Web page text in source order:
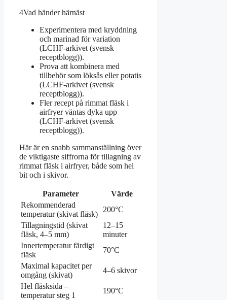
4Vad händer härnäst
Experimentera med kryddning
och marinad för variation
(LCHF-arkivet (svensk
receptblogg)).
Prova att kombinera med
tillbehör som löksås eller potatis
(LCHF-arkivet (svensk
receptblogg)).
Fler recept på rimmat fläsk i
airfryer väntas dyka upp
(LCHF-arkivet (svensk
receptblogg)).
Här är en snabb sammanställning över
de viktigaste siffrorna för tillagning av
rimmat fläsk i airfryer, både som hel
bit och i skivor.
Parameter
Värde
Rekommenderad
temperatur (skivat fläsk)
200°C
Tillagningstid (skivat
fläsk, 4–5 mm)
12–15
minuter
Innertemperatur färdigt
fläsk
70°C
Maximal kapacitet per
omgång (skivat)
4–6 skivor
Hel fläsksida –
temperatur steg 1
190°C